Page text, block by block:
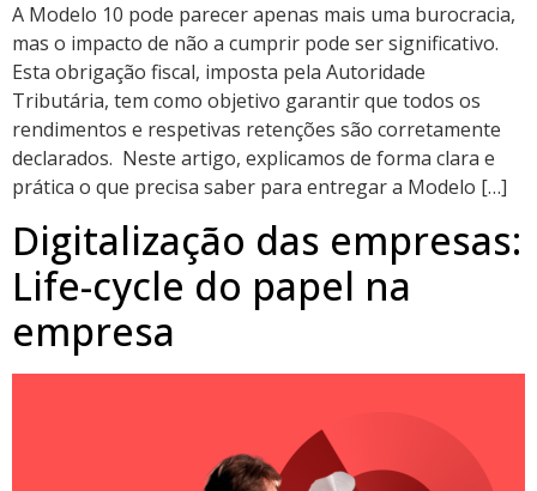
A Modelo 10 pode parecer apenas mais uma burocracia,
mas o impacto de não a cumprir pode ser significativo.
Esta obrigação fiscal, imposta pela Autoridade
Tributária, tem como objetivo garantir que todos os
rendimentos e respetivas retenções são corretamente
declarados. Neste artigo, explicamos de forma clara e
prática o que precisa saber para entregar a Modelo […]
Digitalização das empresas:
Life-cycle do papel na
empresa